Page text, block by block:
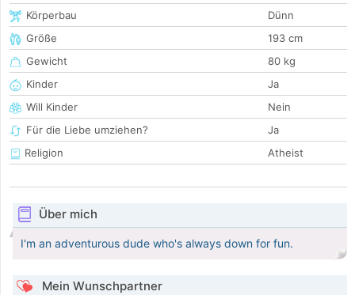
Körperbau
Dünn
Größe
193 cm
Gewicht
80 kg
Kinder
Ja
Will Kinder
Nein
Für die Liebe umziehen?
Ja
Religion
Atheist
Über mich
I'm an adventurous dude who's always down for fun.
Mein Wunschpartner